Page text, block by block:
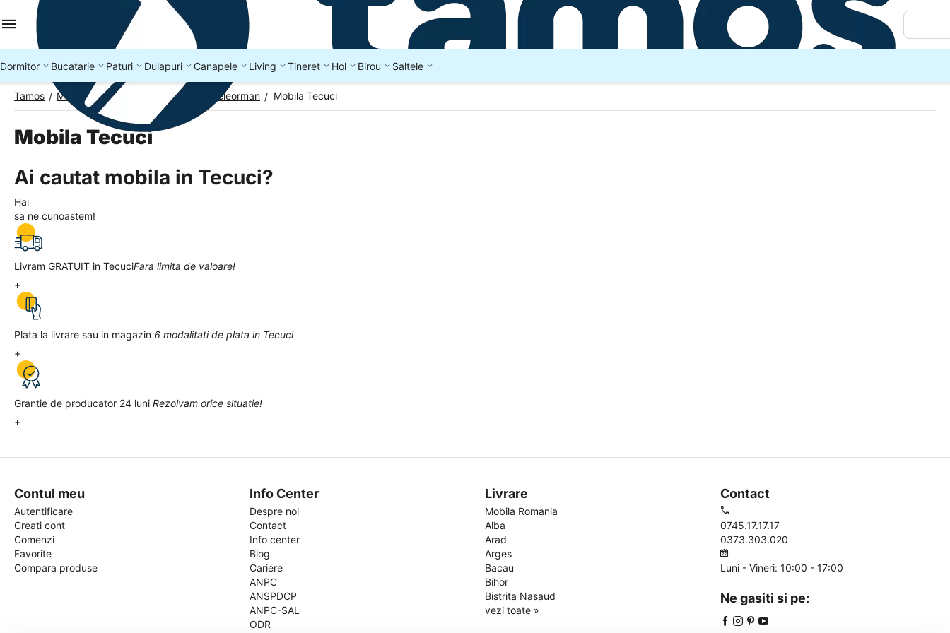
Dormitor Bucatarie Paturi Dulapuri Canapele Living Tineret Hol Birou Saltele
Tamos / Mobila Romania Mobila Judetul Teleorman / Mobila Tecuci
Mobila Tecuci
Ai cautat mobila in Tecuci?
Hai
sa ne cunoastem!
Livram GRATUIT in TecuciFara limita de valoare!
+
Plata la livrare sau in magazin 6 modalitati de plata in Tecuci
+
Grantie de producator 24 luni Rezolvam orice situatie!
+
Contul meu
Autentificare
Creati cont
Comenzi
Favorite
Compara produse
Info Center
Despre noi
Contact
Info center
Blog
Cariere
ANPC
ANSPDCP
ANPC-SAL
ODR
Livrare
Mobila Romania
Alba
Arad
Arges
Bacau
Bihor
Bistrita Nasaud
vezi toate »
Contact
0745.17.17.17
0373.303.020
Luni - Vineri: 10:00 - 17:00
Ne gasiti si pe: